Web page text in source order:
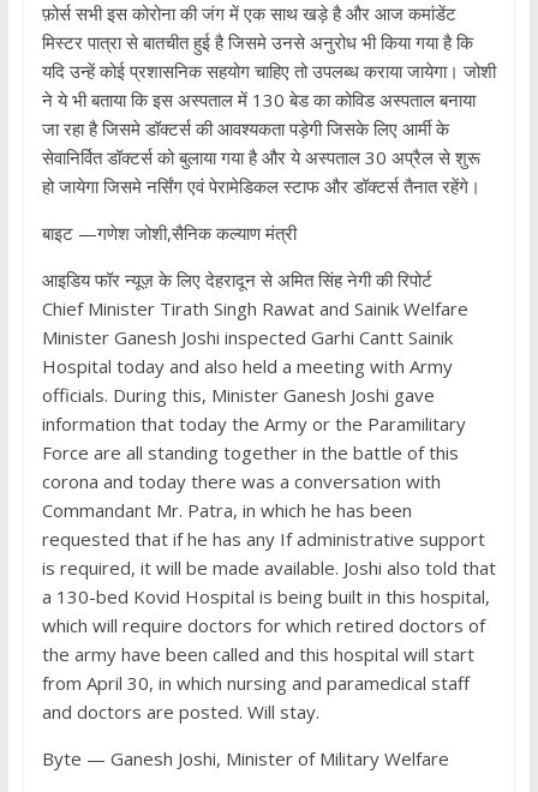
फ़ोर्स सभी इस कोरोना की जंग में एक साथ खड़े है और आज कमांडेंट
मिस्टर पात्रा से बातचीत हुई है जिसमे उनसे अनुरोध भी किया गया है कि
यदि उन्हें कोई प्रशासनिक सहयोग चाहिए तो उपलब्ध कराया जायेगा। जोशी
ने ये भी बताया कि इस अस्पताल में 130 बेड का कोविड अस्पताल बनाया
जा रहा है जिसमे डॉक्टर्स की आवश्यकता पड़ेगी जिसके लिए आर्मी के
सेवानिर्वित डॉक्टर्स को बुलाया गया है और ये अस्पताल 30 अप्रैल से शुरू
हो जायेगा जिसमे नर्सिंग एवं पेरामेडिकल स्टाफ और डॉक्टर्स तैनात रहेंगे।
बाइट —गणेश जोशी,सैनिक कल्याण मंत्री
आइडिय फॉर न्यूज़ के लिए देहरादून से अमित सिंह नेगी की रिपोर्ट
Chief Minister Tirath Singh Rawat and Sainik Welfare
Minister Ganesh Joshi inspected Garhi Cantt Sainik
Hospital today and also held a meeting with Army
officials. During this, Minister Ganesh Joshi gave
information that today the Army or the Paramilitary
Force are all standing together in the battle of this
corona and today there was a conversation with
Commandant Mr. Patra, in which he has been
requested that if he has any If administrative support
is required, it will be made available. Joshi also told that
a 130-bed Kovid Hospital is being built in this hospital,
which will require doctors for which retired doctors of
the army have been called and this hospital will start
from April 30, in which nursing and paramedical staff
and doctors are posted. Will stay.
Byte — Ganesh Joshi, Minister of Military Welfare